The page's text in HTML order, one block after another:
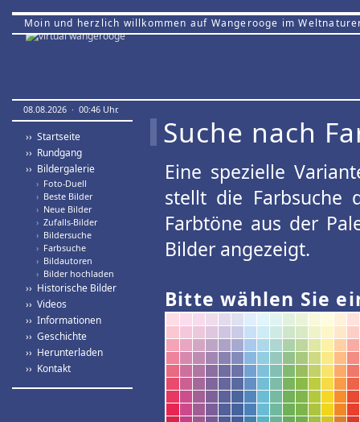
Moin und herzlich willkommen auf Wangerooge im
08.08.2026 · 00:46 Uhr.
›› Startseite
›› Rundgang
›› Bildergalerie
› Foto-Duell
› Beste Bilder
› Neue Bilder
› Zufalls-Bilder
› Bildersuche
› Farbsuche
› Bildautoren
› Bilder hochladen
›› Historische Bilder
›› Videos
›› Informationen
›› Geschichte
›› Herunterladen
›› Kontakt
Suche nach
Eine spezielle
stellt die Farbsuche
Farbtöne aus der
Bilder angezeigt.
Bitte wählen Sie